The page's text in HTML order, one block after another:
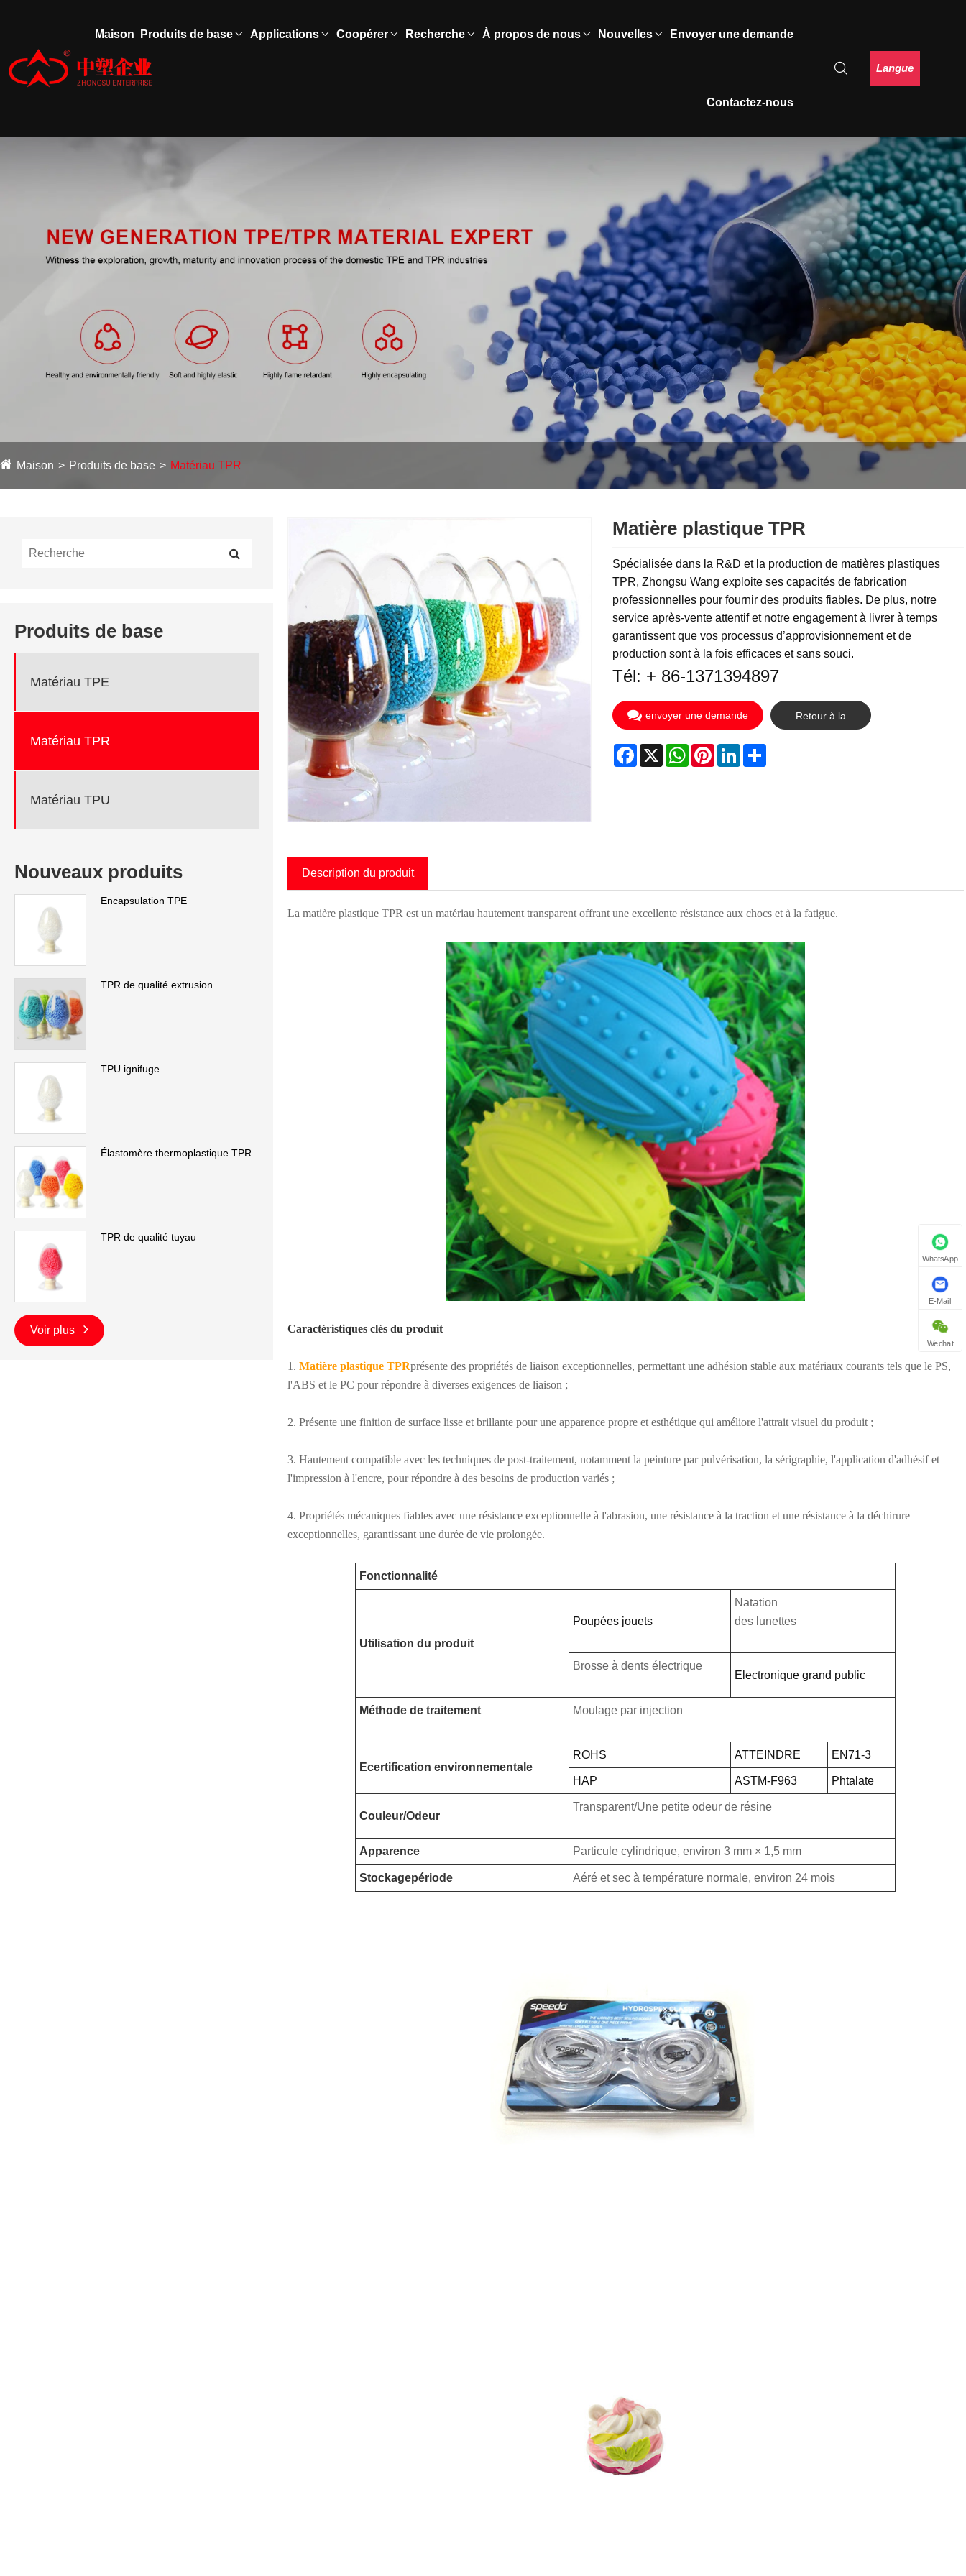
Maison Produits de base Applications Coopérer Recherche À propos de nous Nouvelles Envoyer une demande
Contactez-nous
Langue
Maison Produits de base Matériau TPR
Produits de base
Matériau TPE
Matériau TPR
Matériau TPU
Nouveaux produits
Encapsulation TPE
TPR de qualité extrusion
TPU ignifuge
Élastomère thermoplastique TPR
TPR de qualité tuyau
Voir plus
Matière plastique TPR
Spécialisée dans la R&D et la production de matières plastiques
TPR, Zhongsu Wang exploite ses capacités de fabrication
professionnelles pour fournir des produits fiables. De plus, notre
service après-vente attentif et notre engagement à livrer à temps
garantissent que vos processus d’approvisionnement et de
production sont à la fois efficaces et sans souci.
Tél: + 86-1371394897
envoyer une demande Retour à la
Facebook
X WhatsApp
PinterestLinkedInShare
Description du produit
La matière plastique TPR est un matériau hautement transparent offrant une excellente résistance aux chocs et à la fatigue.
Caractéristiques clés du produit
1. Matière plastique TPRprésente des propriétés de liaison exceptionnelles, permettant une adhésion stable aux matériaux courants tels que le PS,
l'ABS et le PC pour répondre à diverses exigences de liaison ;
2. Présente une finition de surface lisse et brillante pour une apparence propre et esthétique qui améliore l'attrait visuel du produit ;
3. Hautement compatible avec les techniques de post-traitement, notamment la peinture par pulvérisation, la sérigraphie, l'application d'adhésif et
l'impression à l'encre, pour répondre à des besoins de production variés ;
4. Propriétés mécaniques fiables avec une résistance exceptionnelle à l'abrasion, une résistance à la traction et une résistance à la déchirure
exceptionnelles, garantissant une durée de vie prolongée.
Fonctionnalité
Utilisation du produit
Poupées jouets
Natation
des lunettes
Brosse à dents électrique
Electronique grand public
Méthode de traitement Moulage par injection
Ecertification environnementale
ROHS ATTEINDRE EN71-3
HAP ASTM-F963 Phtalate
Couleur/Odeur
Transparent/Une petite odeur de résine
Apparence Particule cylindrique, environ 3 mm × 1,5 mm
Stockagepériode Aéré et sec à température normale, environ 24 mois
WhatsApp
E-Mail
Wechat